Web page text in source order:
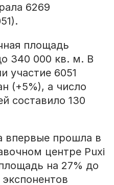
6269
площадь
340 000 кв. м. В
участие 6051
(+5%), а число
составило 130
впервые прошла в
центре Puxi
на 27% до